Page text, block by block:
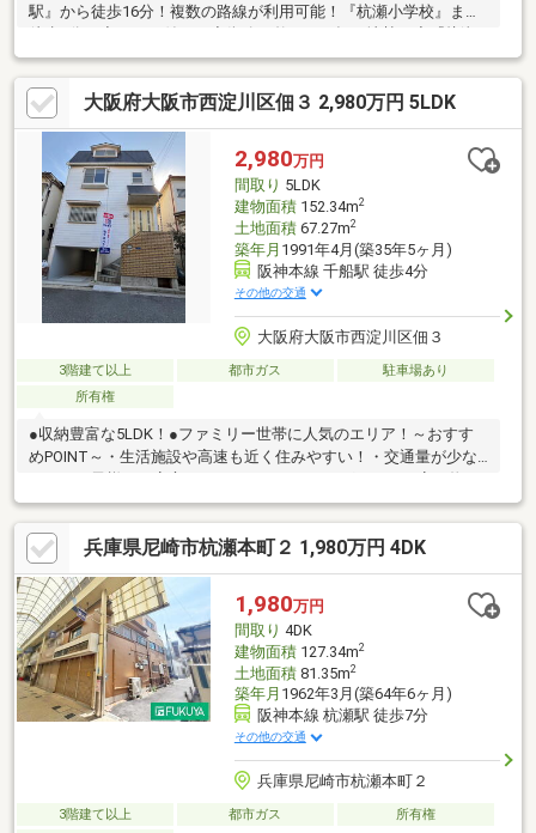
駅』から徒歩16分！複数の路線が利用可能！『杭瀬小学校』まで
保育所』まで徒歩4分！【弊社の特徴について】■お車でのご来場
も可能です。駐車場も完備しておりますのでご利用ください。■
キッズスペースもございますので、小さなお子様がいらっしゃる
ご家庭もお気軽にご来場ください！ 【営業時間 10:00～19:00】
（定休日なし）火曜日・水曜日も営業しております。 上記時間は
お電話が繋がりやすくなっております。ぜひお気軽にご連絡くだ
さい！
大阪府大阪市西淀川区佃３ 2,980万円 5LDK
2,980万円
間取り 5LDK
建物面積152.34m2
土地面積67.27m2
築年月 1991年4月(築35年5ヶ月)
阪神本線 千船駅 徒歩4分
その他の交通
大阪府大阪市西淀川区佃３
3階建て以上 都市ガス
駐車場あり
所有権
●収納豊富な5LDK！●ファミリー世帯に人気のエリア！～おすす
めPOINT～・生活施設や高速も近く住みやすい！・交通量が少な
いのでお子様にも安心です・月々のランニングコストが安い物
件！□スーモに掲載されていない物件も多数ございますので、担
当スタッフに何でもご相談ください。当社HP→https://www.7-
estate.jp/お問合わせご予約は→0120-071-377
兵庫県尼崎市杭瀬本町２ 1,980万円 4DK
1,980万円
間取り 4DK
建物面積127.34m2
土地面積81.35m2
築年月 1962年3月(築64年6ヶ月)
阪神本線 杭瀬駅 徒歩7分
その他の交通
兵庫県尼崎市杭瀬本町２
3階建て以上 都市ガス 所有権